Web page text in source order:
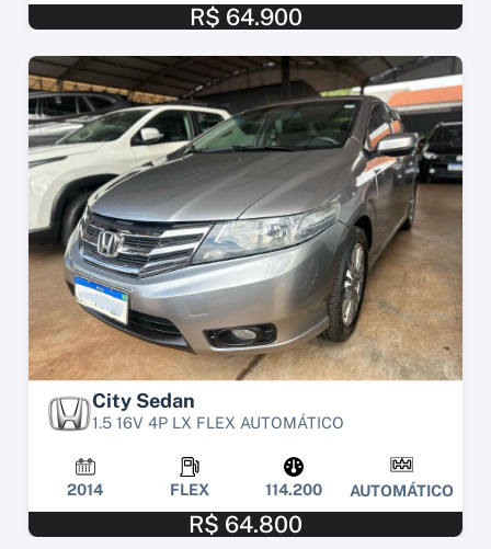
R$ 64.900
City Sedan
1.5 16V 4P LX FLEX AUTOMÁTICO
2014 FLEX 114.200 AUTOMÁTICO
R$ 64.800